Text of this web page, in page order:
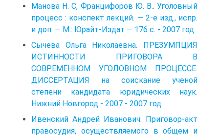
Манова Н. С, Францифоров Ю. В.. Уголовный
процесс : конспект лекций. — 2-е изд., испр.
и доп. — М.: Юрайт-Издат — 176 с. - 2007 год
Сычева Ольга Николаевна. ПРЕЗУМПЦИЯ
ИСТИННОСТИ ПРИГОВОРА В
СОВРЕМЕННОМ УГОЛОВНОМ ПРОЦЕССЕ.
ДИССЕРТАЦИЯ на соискание ученой
степени кандидата юридических наук.
Нижний Новгород - 2007 - 2007 год
Ивенский Андрей Иванович. Приговор-акт
правосудия, осуществляемого в общем и